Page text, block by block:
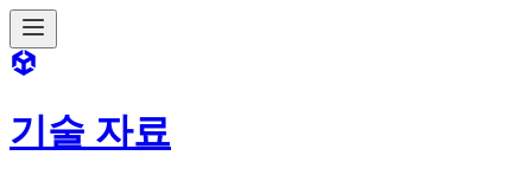
기술 자료